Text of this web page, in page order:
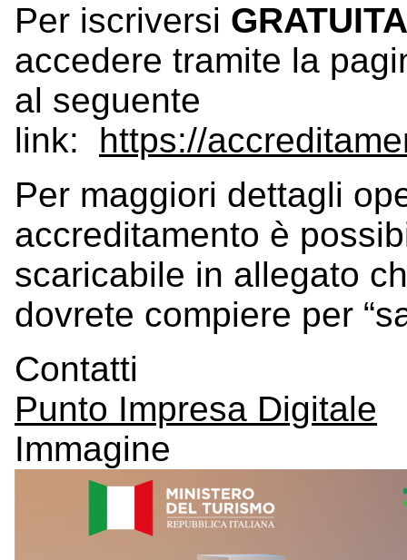
Per iscriversi
accedere tramite la
al seguente
link: https://
Per maggiori dettagli
accreditamento è
scaricabile in allegato
dovrete compiere per
Contatti
Punto Impresa Digitale
Immagine